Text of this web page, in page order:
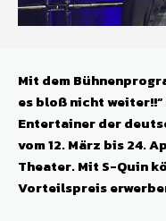
Mit dem
es bloß nicht
Entertainer der
vom 12. März bis 24.
Theater. Mit S-Quin
Vorteilspreis